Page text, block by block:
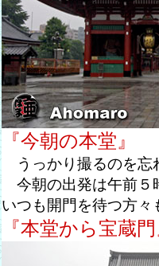
『今朝の本堂』
うっかり撮るのを忘
今朝の出発は午前５
いつも開門を待つ方々
『本堂から宝蔵